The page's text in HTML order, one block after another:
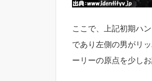
ここで、上記初期ハ
であり左側の男がリ
ーリーの原点を少しお